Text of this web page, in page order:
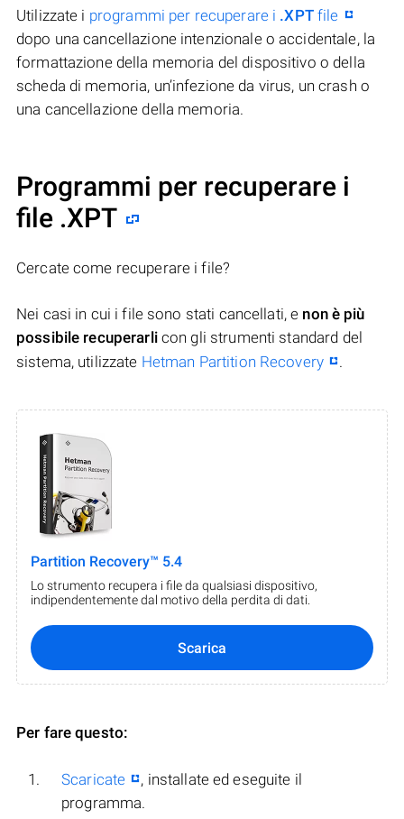
Utilizzate i programmi per recuperare i .XPTfile
dopo una cancellazione intenzionale o accidentale, la
formattazione della memoria del dispositivo o della
scheda di memoria, un’infezione da virus, un crash o
una cancellazione della memoria.
Programmi per recuperare i
file .XPT
Cercate come recuperare i file?
Nei casi in cui i file sono stati cancellati, e non è più
possibile recuperarlicon gli strumenti standard del
sistema, utilizzate Hetman Partition Recovery .
Partition Recovery™ 5.4
Lo strumento recupera i file da qualsiasi dispositivo,
indipendentemente dal motivo della perdita di dati.
Scarica
Per fare questo:
Scaricate
, installate ed eseguite il
programma.